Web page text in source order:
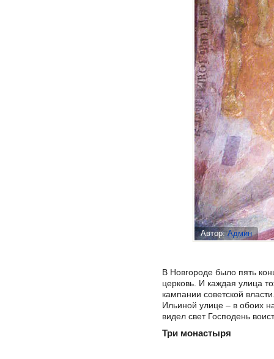
Автор:Админ
В Новгороде было пять
церковь. И каждая улица
кампании советской
Ильиной улице – в обоих
видел свет Господень
Три монастыря